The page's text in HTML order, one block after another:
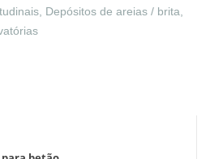
Depósitos de areias / brita,